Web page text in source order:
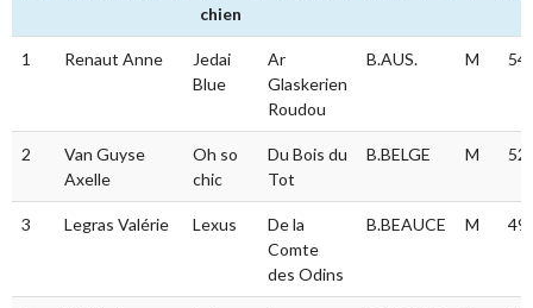
chien
# Conducteur
Nom
du
Affixe Race S
1 Renaut Anne
Jedai
Blue
Ar
Glaskerien
Roudou
B.AUS. M
2
Van Guyse
Axelle
Oh so
chic
Du Bois du
Tot
B.BELGE M
3 Legras Valérie Lexus
De la
Comte
des Odins
B.BEAUCE M